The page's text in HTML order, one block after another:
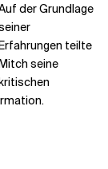
der Grundlage
teilte
seine